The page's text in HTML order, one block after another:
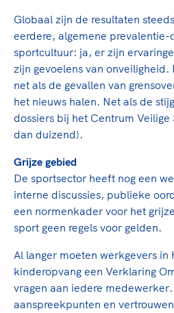
Sport gaat niet
Sport verenigt. Op
een rondje fietsen, door
de sportschool te gaan.
voor Sifan Hassan, Rico
Groot en het Nederlands
de halve marathon van je
hockeywedstrijd van je
Lees verder
High5 Stappenplan
Ruimte voor sport
Clubondersteuning
Beroepskrachten
Samen voor een
Voor welk gedrag staat de
langs de lijn, in de
En wat mag vooral niet? Een
hier richting aan en is dus
onderdeel van het clubbeleid
ongewenst gedrag.
Lees verder
Top teamsportcompetities
De TeamNL
De TeamNL Academie biedt
ontwikkelprogramma voor
binnen TeamNL
bestuurders, (technisch)
toekomstig kader.
Lees verder
Globaal zijn de resultaten
eerdere, algemene
sportcultuur: ja, er zijn
zijn gevoelens van onveiligheid.
net als de gevallen van
het nieuws halen. Net als de
dossiers bij het Centrum
dan duizend).
Grijze gebied
De sportsector heeft nog een
interne discussies, publieke
een normenkader voor het
sport geen regels voor gelden.
Al langer moeten werkgevers in
kinderopvang een Verklaring
vragen aan iedere
aanspreekpunten en